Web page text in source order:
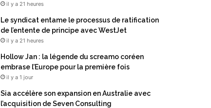
il y a 21 heures
Le syndicat entame le processus de ratification
de l’entente de principe avec WestJet
il y a 21 heures
Hollow Jan : la légende du screamo coréen
embrase l’Europe pour la première fois
il y a 1 jour
Sia accélère son expansion en Australie avec
l’acquisition de Seven Consulting